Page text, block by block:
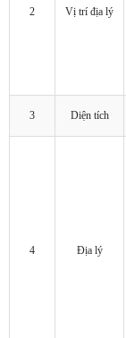
2 Vị trí địa lý
3 Diện tích
4 Địa lý